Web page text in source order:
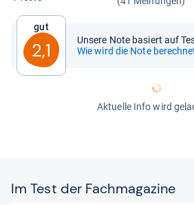
Gut
2,1
Unsere Note basiert auf
Wie wird die Note
Aktuelle Info wird
Im Test der Fach­ma­ga­zine